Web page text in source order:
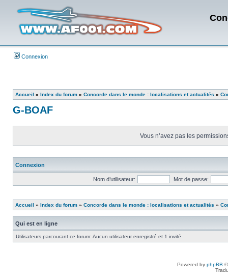
Connexion
Accueil » Index du forum » Concorde dans le monde : localisations et actualités »
G-BOAF
Vous n’avez pas les
Connexion
Nom d’utilisateur: Mot de passe:
Accueil » Index du forum » Concorde dans le monde : localisations et actualités »
Qui est en ligne
Utilisateurs parcourant ce forum: Aucun utilisateur enregistré et 1 invité
Powered by phpBB